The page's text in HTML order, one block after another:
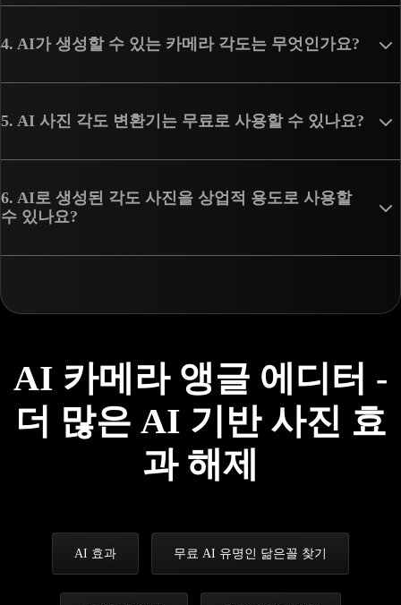
4. AI가 생성할 수 있는 카메라 각도는 무엇인가요?
5. AI 사진 각도 변환기는 무료로 사용할 수 있나요?
6. AI로 생성된 각도 사진을 상업적 용도로 사용할
수 있나요?
AI 카메라 앵글 에디터 -
더 많은 AI 기반 사진 효
과 해제
AI 효과 무료 AI 유명인 닮은꼴 찾기